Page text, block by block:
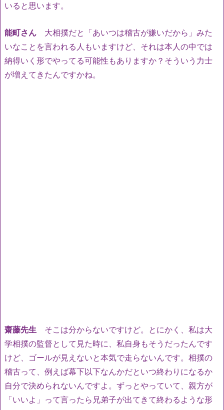
いると思います。
能町さん 大相撲だと「あいつは稽古が嫌いだから」みた
いなことを言われる人もいますけど、それは本人の中では
納得いく形でやってる可能性もありますか？そういう力士
が増えてきたんですかね。
齋藤先生 そこは分からないですけど。とにかく、私は大
学相撲の監督として見た時に、私自身もそうだったんです
けど、ゴールが見えないと本気で走らないんです。相撲の
稽古って、例えば幕下以下なんかだといつ終わりになるか
自分で決められないんですよ。ずっとやっていて、親方が
「いいよ」って言ったら兄弟子が出てきて終わるような形